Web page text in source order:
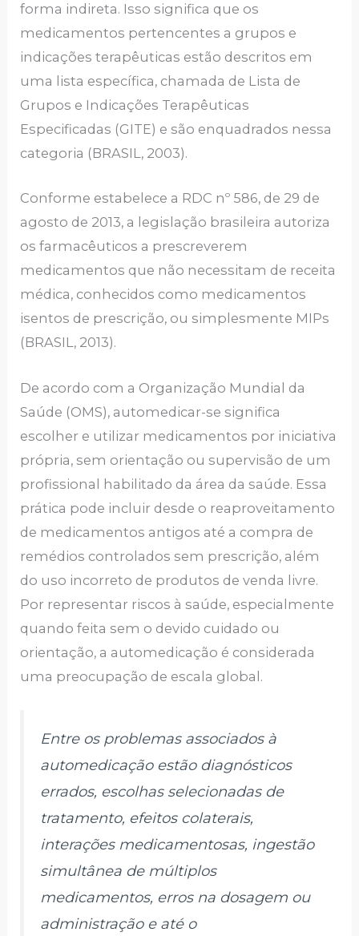
forma indireta. Isso significa que os
medicamentos pertencentes a grupos e
indicações terapêuticas estão descritos em
uma lista específica, chamada de Lista de
Grupos e Indicações Terapêuticas
Especificadas (GITE) e são enquadrados nessa
categoria (BRASIL, 2003).
Conforme estabelece a RDC nº 586, de 29 de
agosto de 2013, a legislação brasileira autoriza
os farmacêuticos a prescreverem
medicamentos que não necessitam de receita
médica, conhecidos como medicamentos
isentos de prescrição, ou simplesmente MIPs
(BRASIL, 2013).
De acordo com a Organização Mundial da
Saúde (OMS), automedicar-se significa
escolher e utilizar medicamentos por iniciativa
própria, sem orientação ou supervisão de um
profissional habilitado da área da saúde. Essa
prática pode incluir desde o reaproveitamento
de medicamentos antigos até a compra de
remédios controlados sem prescrição, além
do uso incorreto de produtos de venda livre.
Por representar riscos à saúde, especialmente
quando feita sem o devido cuidado ou
orientação, a automedicação é considerada
uma preocupação de escala global.
Entre os problemas associados à
automedicação estão diagnósticos
errados, escolhas selecionadas de
tratamento, efeitos colaterais,
interações medicamentosas, ingestão
simultânea de múltiplos
medicamentos, erros na dosagem ou
administração e até o